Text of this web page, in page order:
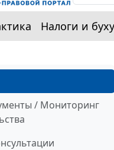
Налоги и
/ Мониторинг